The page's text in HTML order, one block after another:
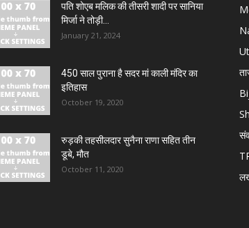
पति शोएब मलिक की तीसरी शादी पर सानिया
मिर्जा ने तोड़ी...
January 21, 2024
450 साल पुराना है सदर मां काली मंदिर का
इतिहास
October 19, 2020
रुड़की तहसीलदार सुनैना राणा सहित तीन
डूबे, मौत
October 11, 2020